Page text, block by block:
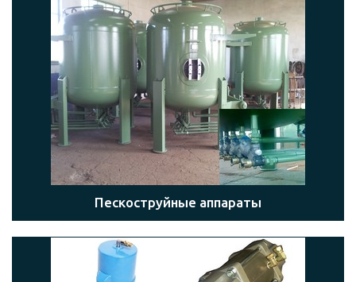
Пескоструйные аппараты